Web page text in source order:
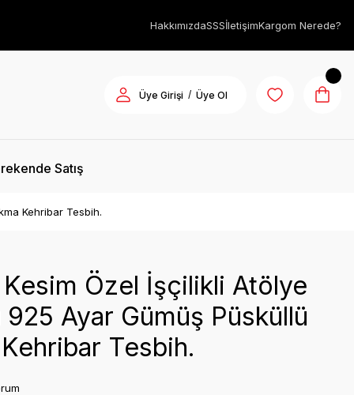
HakkımızdaSSSİletişimKargom Nerede?
Üye Girişi / Üye Ol
Satış
Kehribar Tesbih.
Kesim Özel İşçilikli Atölye
925 Ayar Gümüş Püsküllü
Kehribar Tesbih.